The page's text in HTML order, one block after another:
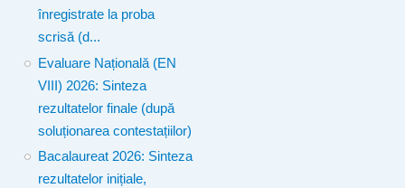
înregistrate la proba
scrisă (d...
Evaluare Națională (EN
VIII) 2026: Sinteza
rezultatelor finale (după
soluționarea contestațiilor)
Bacalaureat 2026: Sinteza
rezultatelor inițiale,